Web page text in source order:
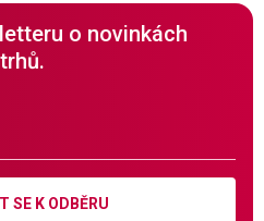
o novinkách
SE K ODBĚRU